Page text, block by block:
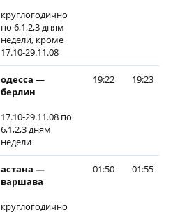
круглогодично
по 6,1,2,3 дням
недели, кроме
17.10-29.11.08
одесса —
берлин
17.10-29.11.08 по
6,1,2,3 дням
недели
19:22 19:23
астана —
варшава
круглогодично
01:50 01:55